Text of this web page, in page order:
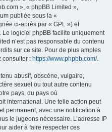
», « phpBB Limited »,
publiée sous la «
ci-après par « GPL ») et
. Le logiciel phpBB facilite uniquement
n’est pas responsable du contenu
sur ce site. Pour de plus amples
consulter : https://www.phpbb.com/.
abusif, obscène, vulgaire,
sexuel ou tout autre contenu
pays, du pays où
international. Une telle action peut
permanent, avec une notification à
le jugeons nécessaire. L’adresse IP
aider à faire respecter ces